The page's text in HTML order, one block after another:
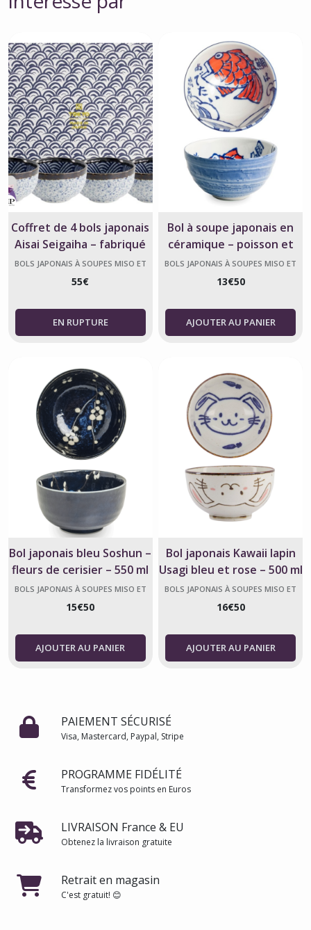
Coffret de 4 bols japonais
Aisai Seigaiha – fabriqué
au Japon
BOLS JAPONAIS À SOUPES MISO ET
55€
Bol à soupe japonais en
céramique – poisson et
kanji
BOLS JAPONAIS À SOUPES MISO ET
13€50
AJOUTER AU PANIER
Bol japonais bleu Soshun –
fleurs de cerisier – 550 ml
BOLS JAPONAIS À SOUPES MISO ET
15€50
AJOUTER AU PANIER
Bol japonais Kawaii lapin
Usagi bleu et rose – 500 ml
BOLS JAPONAIS À SOUPES MISO ET
16€50
AJOUTER AU PANIER
PAIEMENT SÉCURISÉ
Visa, Mastercard, Paypal, Stripe
PROGRAMME FIDÉLITÉ
Transformez vos points en Euros
LIVRAISON France & EU
Obtenez la livraison gratuite
Retrait en magasin
C'est gratuit! 😊